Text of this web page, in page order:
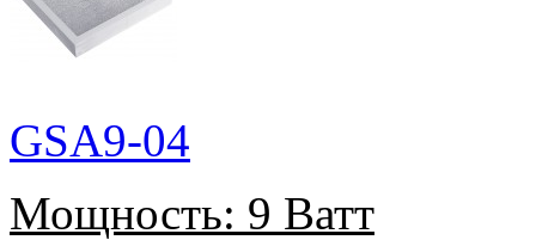
GSA9-04
Мощность: 9 Ватт